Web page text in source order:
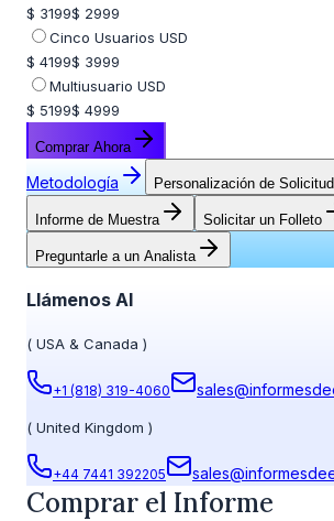
$ 3199$ 2999
Cinco Usuarios USD
$ 4199$ 3999
Multiusuario USD
$ 5199$ 4999
Comprar Ahora
Metodología Personalización de
Informe de Muestra Solicitar un Folleto
Preguntarle a un Analista
Llámenos Al
( USA & Canada )
+1 (818) 319-4060
( United Kingdom )
+44 7441 392205
Comprar el Informe